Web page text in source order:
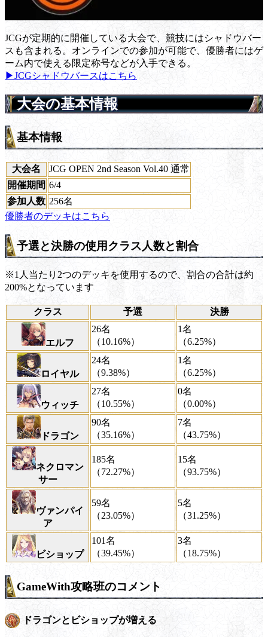
JCGが定期的に開催している大会で、競技にはシャドウバー
スも含まれる。オンラインでの参加が可能で、優勝者にはゲ
ーム内で使える限定称号などが入手できる。
▶JCGシャドウバースはこちら
大会の基本情報
基本情報
大会名
JCG OPEN 2nd Season Vol.40 通常
開催期間 6/4
参加人数 256名
優勝者のデッキはこちら
予選と決勝の使用クラス人数と割合
※1人当たり2つのデッキを使用するので、割合の合計は約
200%となっています
クラス 予選 決勝
エルフ
26名
（10.16%）
1名
（6.25%）
ロイヤル
24名
（9.38%）
1名
（6.25%）
ウィッチ
27名
（10.55%）
0名
（0.00%）
ドラゴン
90名
（35.16%）
7名
（43.75%）
ネクロマン
サー
185名
（72.27%）
15名
（93.75%）
ヴァンパイ
ア
59名
（23.05%）
5名
（31.25%）
ビショップ
101名
（39.45%）
3名
（18.75%）
GameWith攻略班のコメント
ドラゴンとビショップが増える